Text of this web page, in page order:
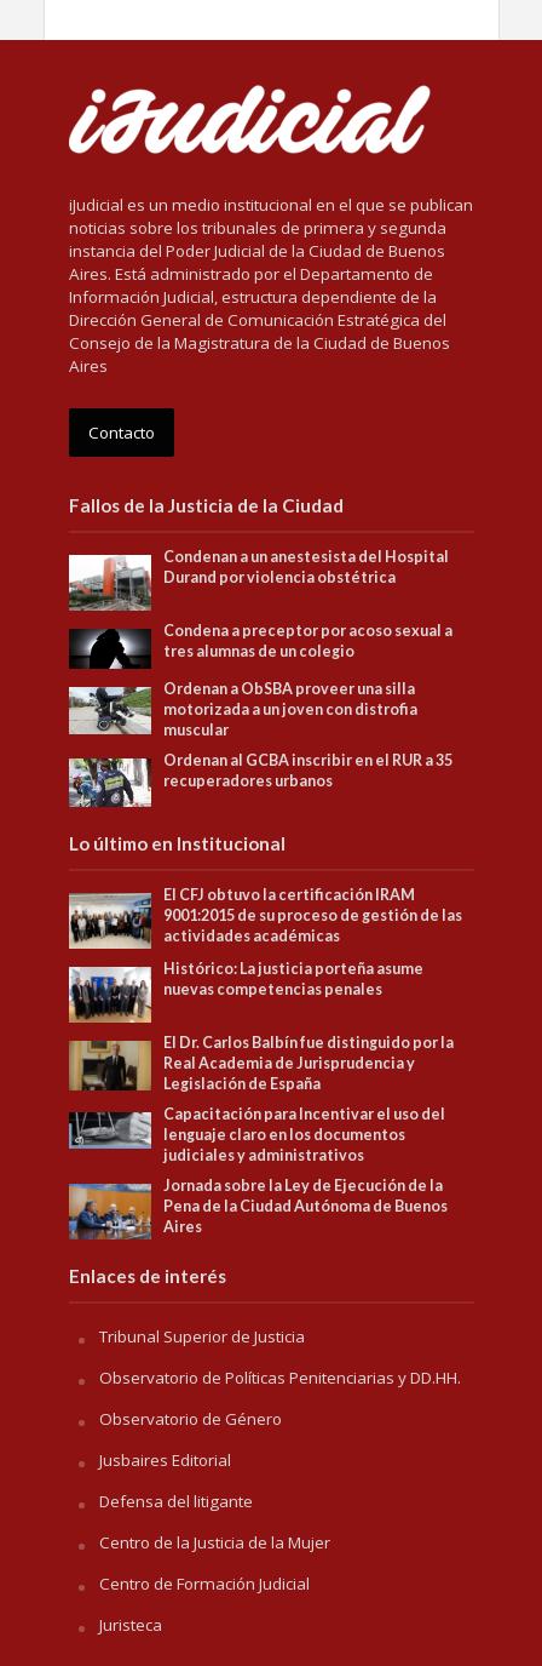
iJudicial es un medio institucional en el que se publican
noticias sobre los tribunales de primera y segunda
instancia del Poder Judicial de la Ciudad de Buenos
Aires. Está administrado por el Departamento de
Información Judicial, estructura dependiente de la
Dirección General de Comunicación Estratégica del
Consejo de la Magistratura de la Ciudad de Buenos
Aires
Contacto
Fallos de la Justicia de la Ciudad
Condenan a un anestesista del Hospital
Durand por violencia obstétrica
Condena a preceptor por acoso sexual a
tres alumnas de un colegio
Ordenan a ObSBA proveer una silla
motorizada a un joven con distrofia
muscular
Ordenan al GCBA inscribir en el RUR a 35
recuperadores urbanos
Lo último en Institucional
El CFJ obtuvo la certificación IRAM
9001:2015 de su proceso de gestión de las
actividades académicas
Histórico: La justicia porteña asume
nuevas competencias penales
El Dr. Carlos Balbín fue distinguido por la
Real Academia de Jurisprudencia y
Legislación de España
Capacitación para Incentivar el uso del
lenguaje claro en los documentos
judiciales y administrativos
Jornada sobre la Ley de Ejecución de la
Pena de la Ciudad Autónoma de Buenos
Aires
Enlaces de interés
Tribunal Superior de Justicia
Observatorio de Políticas Penitenciarias y DD.HH.
Observatorio de Género
Jusbaires Editorial
Defensa del litigante
Centro de la Justicia de la Mujer
Centro de Formación Judicial
Juristeca